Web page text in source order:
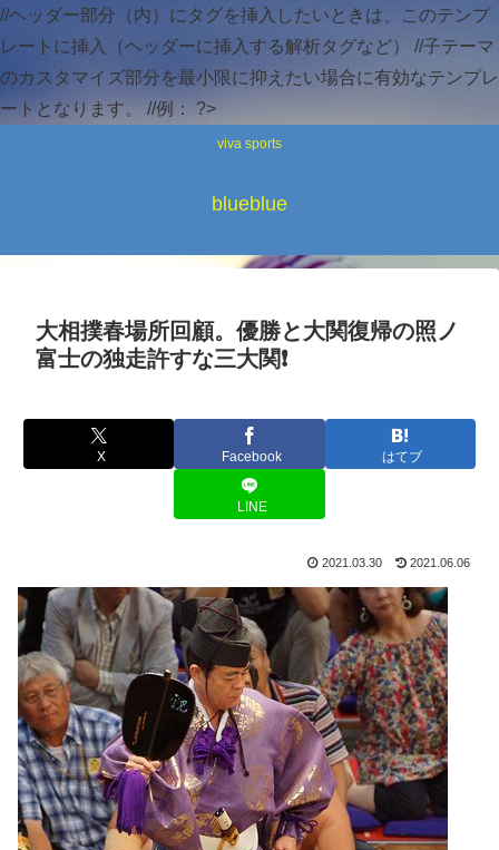
//ヘッダー部分（内）にタグを挿入したいときは、このテンプ
レートに挿入（ヘッダーに挿入する解析タグなど） //子テーマ
のカスタマイズ部分を最小限に抑えたい場合に有効なテンプレ
ートとなります。 //例：
?>
viva sports
blueblue
大相撲春場所回顧。優勝と大関復帰の照ノ
富士の独走許すな三大関❗
X Facebook はてブ
LINE
2021.03.30 2021.06.06